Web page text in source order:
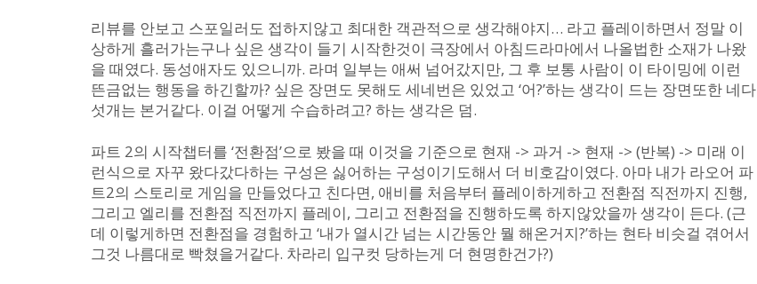
리뷰를 안보고 스포일러도 접하지않고 최대한 객관적으로 생각해야지… 라고 플레이하면서 정말 이
상하게 흘러가는구나 싶은 생각이 들기 시작한것이 극장에서 아침드라마에서 나올법한 소재가 나왔
을 때였다. 동성애자도 있으니까. 라며 일부는 애써 넘어갔지만, 그 후 보통 사람이 이 타이밍에 이런
뜬금없는 행동을 하긴할까? 싶은 장면도 못해도 세네번은 있었고 ‘어?’하는 생각이 드는 장면또한 네다
섯개는 본거같다. 이걸 어떻게 수습하려고? 하는 생각은 덤.
파트 2의 시작챕터를 ‘전환점’으로 봤을 때 이것을 기준으로 현재 -> 과거 -> 현재 -> (반복) -> 미래 이
런식으로 자꾸 왔다갔다하는 구성은 싫어하는 구성이기도해서 더 비호감이였다. 아마 내가 라오어 파
트2의 스토리로 게임을 만들었다고 친다면, 애비를 처음부터 플레이하게하고 전환점 직전까지 진행,
그리고 엘리를 전환점 직전까지 플레이, 그리고 전환점을 진행하도록 하지않았을까 생각이 든다. (근
데 이렇게하면 전환점을 경험하고 ‘내가 열시간 넘는 시간동안 뭘 해온거지?’하는 현타 비슷걸 겪어서
그것 나름대로 빡쳤을거같다. 차라리 입구컷 당하는게 더 현명한건가?)